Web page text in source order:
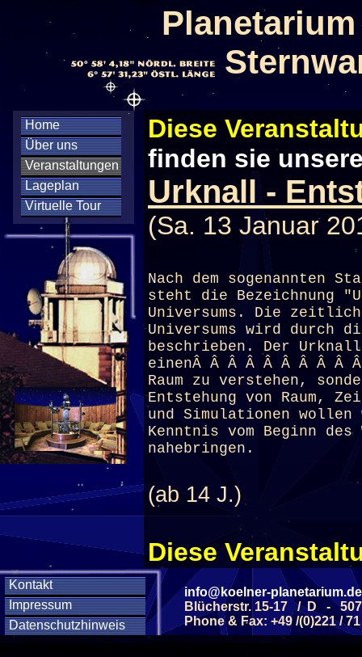
Home
Über uns
Veranstaltungen
Lageplan
Virtuelle Tour
Kontakt
Impressum
Datenschutzhinweis
Diese
finden sie
Urknall -
(Sa. 13 Januar
Nach dem sogenannten
steht die Bezeichnung
Universums. Die
Universums wird durch
beschrieben. Der
einenÂ Â Â Â Â Â Â Â Â
Raum zu verstehen,
Entstehung von Raum,
und Simulationen
Kenntnis vom Beginn
nahebringen.
(ab 14 J.)
Diese
Klicken Sie Hier
Diese
info@koelner-planetarium.de
Blücherstr. 15-17 / D -
Phone & Fax: +49 /(0)221 /